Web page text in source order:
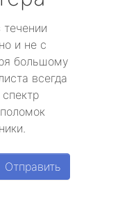
и не с
большому
всегда
Отправить